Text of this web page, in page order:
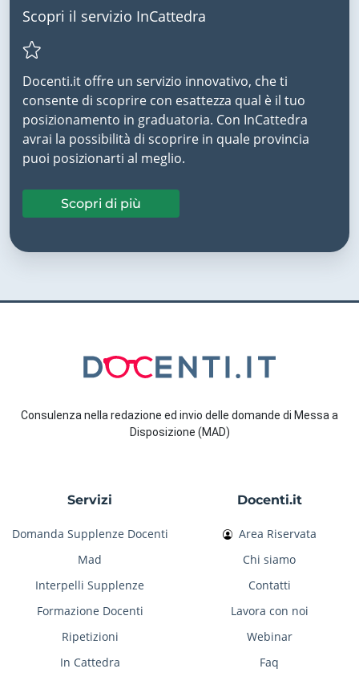
Scopri il servizio InCattedra
Docenti.it offre un servizio innovativo, che ti
consente di scoprire con esattezza qual è il tuo
posizionamento in graduatoria. Con InCattedra
avrai la possibilità di scoprire in quale provincia
puoi posizionarti al meglio.
Scopri di più
Consulenza nella redazione ed invio delle domande di Messa a
Disposizione (MAD)
Servizi
Domanda Supplenze Docenti
Mad
Interpelli Supplenze
Formazione Docenti
Ripetizioni
In Cattedra
Docenti.it
Area Riservata
Chi siamo
Contatti
Lavora con noi
Webinar
Faq